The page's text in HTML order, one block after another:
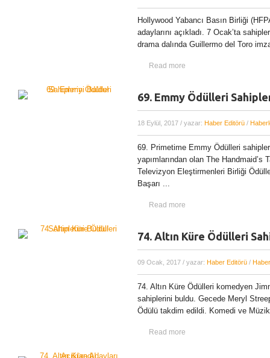
Hollywood Yabancı Basın Birliği
adaylarını açıkladı. 7 Ocak’ta
drama dalında Guillermo del Toro
Read more
69. Emmy Ödülleri
18 Eylül, 2017 / yazar: Haber Editörü/
69. Primetime Emmy Ödülleri
yapımlarından olan The Handmaid’s
Televizyon Eleştirmenleri Birliği
Başarı ...
Read more
74. Altın Küre Ödülleri
09 Ocak, 2017 / yazar: Haber Editörü/
74. Altın Küre Ödülleri komedyen
sahiplerini buldu. Gecede Meryl
Ödülü takdim edildi. Komedi ve
Read more